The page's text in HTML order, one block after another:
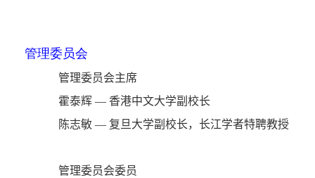
管理委员会
管理委员会主席
霍泰辉 — 香港中文大学副校长
陈志敏 — 复旦大学副校长，长江学者特聘教授
管理委员会委员